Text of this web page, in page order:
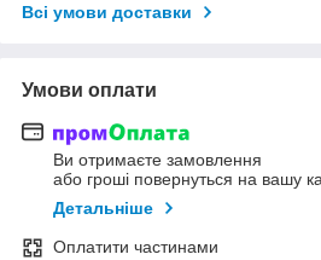
Всі умови доставки
Умови оплати
Ви отримаєте замовлення
або гроші повернуться на вашу
Детальніше
Оплатити частинами